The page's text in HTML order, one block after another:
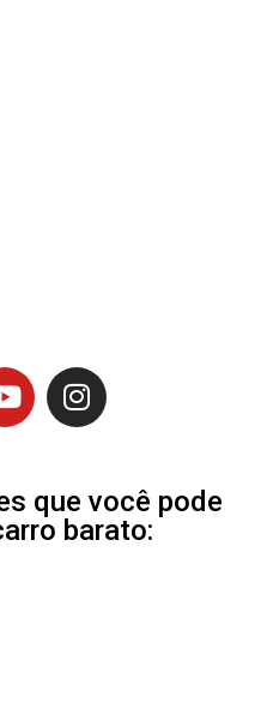
que você pode
barato: